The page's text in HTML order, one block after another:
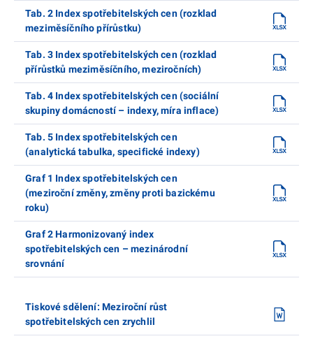
Tab. 2 Index spotřebitelských cen (rozklad
meziměsíčního přírůstku)
Tab. 3 Index spotřebitelských cen (rozklad
přírůstků meziměsíčního, meziročních)
Tab. 4 Index spotřebitelských cen (sociální
skupiny domácností – indexy, míra inflace)
Tab. 5 Index spotřebitelských cen
(analytická tabulka, specifické indexy)
Graf 1 Index spotřebitelských cen
(meziroční změny, změny proti bazickému
roku)
Graf 2 Harmonizovaný index
spotřebitelských cen – mezinárodní
srovnání
Tiskové sdělení: Meziroční růst
spotřebitelských cen zrychlil